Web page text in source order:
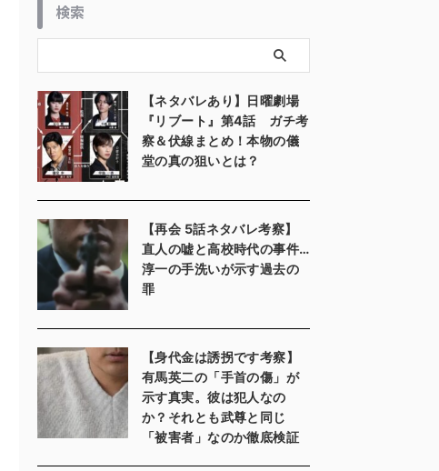
検索
【ネタバレあり】日曜劇場
『リブート』第4話 ガチ考
察＆伏線まとめ！本物の儀
堂の真の狙いとは？
【再会 5話ネタバレ考察】
直人の嘘と高校時代の事件…
淳一の手洗いが示す過去の
罪
【身代金は誘拐です考察】
有馬英二の「手首の傷」が
示す真実。彼は犯人なの
か？それとも武尊と同じ
「被害者」なのか徹底検証